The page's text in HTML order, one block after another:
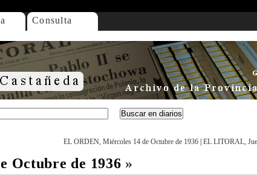
Consulta
EL ORDEN, Miércoles 14 de Octubre de 1936 EL LITORAL,
Octubre de 1936 »